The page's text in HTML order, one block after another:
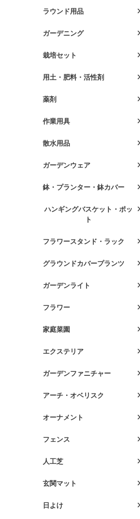
ラウンド用品
ガーデニング
栽培セット
用土・肥料・活性剤
薬剤
作業用具
散水用品
ガーデンウェア
鉢・プランター・鉢カバー
ハンギングバスケット・ポッ
ト
フラワースタンド・ラック
グラウンドカバープランツ
ガーデンライト
フラワー
家庭菜園
エクステリア
ガーデンファニチャー
アーチ・オベリスク
オーナメント
フェンス
人工芝
玄関マット
日よけ